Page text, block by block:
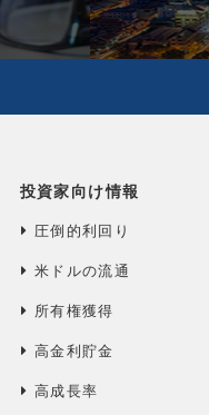
投資家向け情報
圧倒的利回り
米ドルの流通
所有権獲得
高金利貯金
高成長率